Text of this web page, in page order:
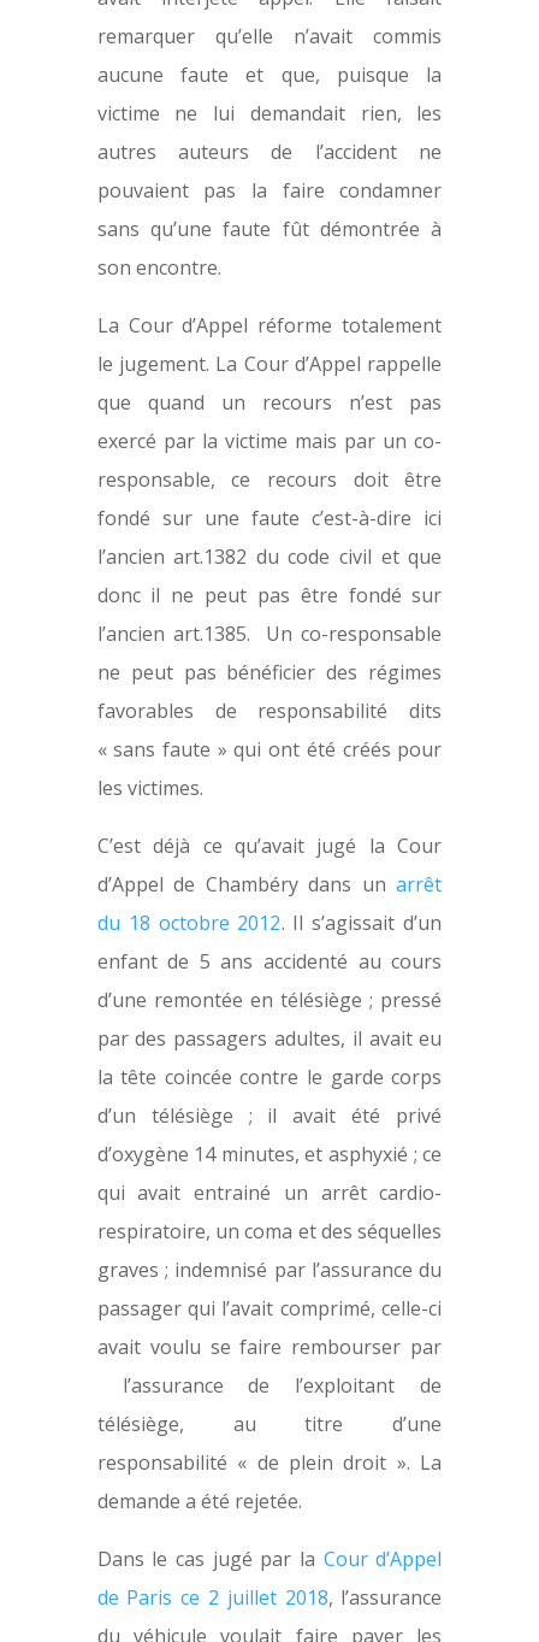
remarquer qu’elle n’avait commis
aucune faute et que, puisque la
victime ne lui demandait rien, les
autres auteurs de l’accident ne
pouvaient pas la faire condamner
sans qu’une faute fût démontrée à
son encontre.
La Cour d’Appel réforme totalement
le jugement. La Cour d’Appel rappelle
que quand un recours n’est pas
exercé par la victime mais par un co-
responsable, ce recours doit être
fondé sur une faute c’est-à-dire ici
l’ancien art.1382 du code civil et que
donc il ne peut pas être fondé sur
l’ancien art.1385. Un co-responsable
ne peut pas bénéficier des régimes
favorables de responsabilité dits
« sans faute » qui ont été créés pour
les victimes.
C’est déjà ce qu’avait jugé la Cour
d’Appel de Chambéry dans unarrêt
du 18 octobre 2012. Il s’agissait d’un
enfant de 5 ans accidenté au cours
d’une remontée en télésiège ; pressé
par des passagers adultes, il avait eu
la tête coincée contre le garde corps
d’un télésiège ; il avait été privé
d’oxygène 14 minutes, et asphyxié ; ce
qui avait entrainé un arrêt cardio-
respiratoire, un coma et des séquelles
graves ; indemnisé par l’assurance du
passager qui l’avait comprimé, celle-ci
avait voulu se faire rembourser par
l’assurance de l’exploitant de
télésiège, au titre d’une
responsabilité « de plein droit ». La
demande a été rejetée.
Dans le cas jugé par la Cour d’Appel
de Paris ce 2 juillet 2018, l’assurance
du véhicule voulait faire payer les